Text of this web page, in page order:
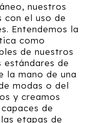
nuestros
con el uso de
Entendemos la
como
de nuestros
estándares de
la mano de una
modas o del
y creamos
de
etapas de